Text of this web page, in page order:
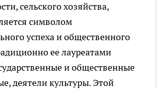
сельского хозяйства,
символом
успеха и общественного
ее лауреатами
и общественные
деятели культуры. Этой